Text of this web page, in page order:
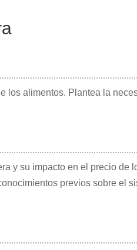
los alimentos. Plantea la
y su impacto en el precio de
previos sobre el